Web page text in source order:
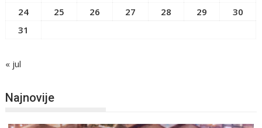
24
25 26 27 28 29
30
31
« jul
Najnovije